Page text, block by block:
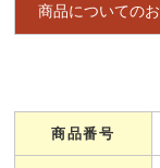
商品についての
商品番号